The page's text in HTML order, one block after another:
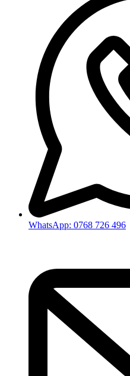
WhatsApp: 0768 726 496